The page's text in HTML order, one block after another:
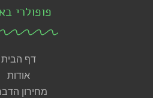
פופולרי
דף הבית
אודות
מחירון